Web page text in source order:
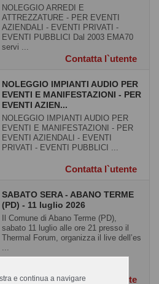
NOLEGGIO ARREDI E
ATTREZZATURE - PER EVENTI
AZIENDALI - EVENTI PRIVATI -
EVENTI PUBBLICI Dal 2003 EMA70
servi ...
Contatta l`utente
NOLEGGIO IMPIANTI AUDIO PER
EVENTI E MANIFESTAZIONI - PER
EVENTI AZIEN...
NOLEGGIO IMPIANTI AUDIO PER
EVENTI E MANIFESTAZIONI - PER
EVENTI AZIENDALI - EVENTI
PRIVATI - EVENTI PUBBLICI ...
Contatta l`utente
SABATO SERA - ABANO TERME
(PD) - 11 luglio 2026
Il Comune di Abano Terme (PD),
sabato 11 luglio alle ore 21 presso il
Thermal Forum, organizza il live dell’es
...
Contatta l`utente
e continua a navigare